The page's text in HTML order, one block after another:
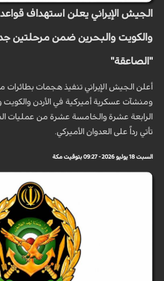
الجيش الإيراني يعلن استهداف قواعد
والكويت والبحرين ضمن مرحلتين
"الصاعقة"
أعلن الجيش الإيراني تنفيذ هجمات
ومنشآت عسكرية أميركية في الأردن والكويت
الرابعة عشرة والخامسة عشرة من عمليات
تأتي رداً على العدوان الأميركي.
السبت 18 يوليو 2026 - 09:27 بتوقيت مكة